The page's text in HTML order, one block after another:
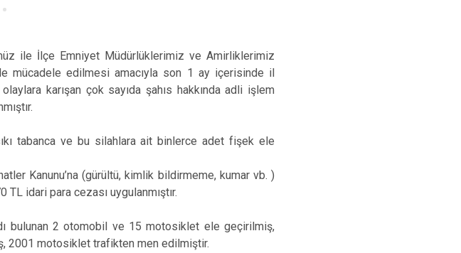
İlçe Emniyet Müdürlüklerimiz ve Amirliklerimiz
mücadele edilmesi amacıyla son 1 ay içerisinde il
karışan çok sayıda şahıs hakkında adli işlem
ve bu silahlara ait binlerce adet fişek ele
Kanunu’na (gürültü, kimlik bildirmeme, kumar vb. )
idari para cezası uygulanmıştır.
2 otomobil ve 15 motosiklet ele geçirilmiş,
2001 motosiklet trafikten men edilmiştir.